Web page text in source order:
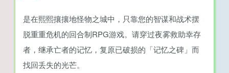
是在熙熙攘攘地怪物之城中，只靠您的智谋和战术摆
脱重重危机的回合制RPG游戏。请穿过夜雾救助幸存
者，继承亡者的记忆，复原已破损的「记忆之碑」而
找回丢失的光芒。